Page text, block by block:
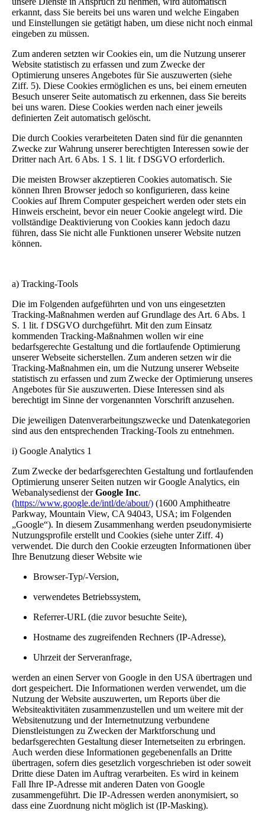
erkannt, dass Sie bereits bei uns waren und welche Eingaben
und Einstellungen sie getätigt haben, um diese nicht noch einmal
eingeben zu müssen.
Zum anderen setzten wir Cookies ein, um die Nutzung unserer
Website statistisch zu erfassen und zum Zwecke der
Optimierung unseres Angebotes für Sie auszuwerten (siehe
Ziff. 5). Diese Cookies ermöglichen es uns, bei einem erneuten
Besuch unserer Seite automatisch zu erkennen, dass Sie bereits
bei uns waren. Diese Cookies werden nach einer jeweils
definierten Zeit automatisch gelöscht.
Die durch Cookies verarbeiteten Daten sind für die genannten
Zwecke zur Wahrung unserer berechtigten Interessen sowie der
Dritter nach Art. 6 Abs. 1 S. 1 lit. f DSGVO erforderlich.
Die meisten Browser akzeptieren Cookies automatisch. Sie
können Ihren Browser jedoch so konfigurieren, dass keine
Cookies auf Ihrem Computer gespeichert werden oder stets ein
Hinweis erscheint, bevor ein neuer Cookie angelegt wird. Die
vollständige Deaktivierung von Cookies kann jedoch dazu
führen, dass Sie nicht alle Funktionen unserer Website nutzen
können.
a) Tracking-Tools
Die im Folgenden aufgeführten und von uns eingesetzten
Tracking-Maßnahmen werden auf Grundlage des Art. 6 Abs. 1
S. 1 lit. f DSGVO durchgeführt. Mit den zum Einsatz
kommenden Tracking-Maßnahmen wollen wir eine
bedarfsgerechte Gestaltung und die fortlaufende Optimierung
unserer Webseite sicherstellen. Zum anderen setzen wir die
Tracking-Maßnahmen ein, um die Nutzung unserer Webseite
statistisch zu erfassen und zum Zwecke der Optimierung unseres
Angebotes für Sie auszuwerten. Diese Interessen sind als
berechtigt im Sinne der vorgenannten Vorschrift anzusehen.
Die jeweiligen Datenverarbeitungszwecke und Datenkategorien
sind aus den entsprechenden Tracking-Tools zu entnehmen.
i) Google Analytics 1
Zum Zwecke der bedarfsgerechten Gestaltung und fortlaufenden
Optimierung unserer Seiten nutzen wir Google Analytics, ein
Webanalysedienst derGoogle Inc.
(https://www.google.de/intl/de/about/) (1600 Amphitheatre
Parkway, Mountain View, CA 94043, USA; im Folgenden
„Google“). In diesem Zusammenhang werden pseudonymisierte
Nutzungsprofile erstellt und Cookies (siehe unter Ziff. 4)
verwendet. Die durch den Cookie erzeugten Informationen über
Ihre Benutzung dieser Website wie
Browser-Typ/-Version,
verwendetes Betriebssystem,
Referrer-URL (die zuvor besuchte Seite),
Hostname des zugreifenden Rechners (IP-Adresse),
Uhrzeit der Serveranfrage,
werden an einen Server von Google in den USA übertragen und
dort gespeichert. Die Informationen werden verwendet, um die
Nutzung der Website auszuwerten, um Reports über die
Websiteaktivitäten zusammenzustellen und um weitere mit der
Websitenutzung und der Internetnutzung verbundene
Dienstleistungen zu Zwecken der Marktforschung und
bedarfsgerechten Gestaltung dieser Internetseiten zu erbringen.
Auch werden diese Informationen gegebenenfalls an Dritte
übertragen, sofern dies gesetzlich vorgeschrieben ist oder soweit
Dritte diese Daten im Auftrag verarbeiten. Es wird in keinem
Fall Ihre IP-Adresse mit anderen Daten von Google
zusammengeführt. Die IP-Adressen werden anonymisiert, so
dass eine Zuordnung nicht möglich ist (IP-Masking).